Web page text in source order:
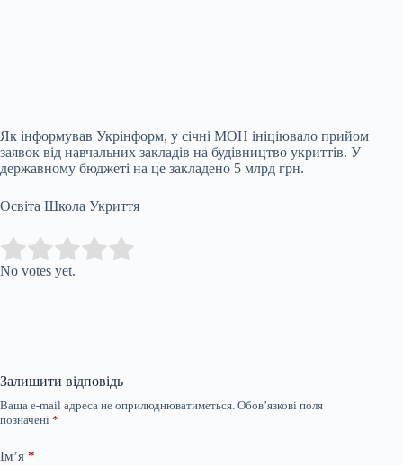
Як інформував Укрінформ, у січні МОН ініціювало прийом
заявок від навчальних закладів на будівництво укриттів. У
державному бюджеті на це закладено 5 млрд грн.
Освіта Школа Укриття
Rate this item:
No votes yet.
Залишити відповідь
Ваша e-mail адреса не оприлюднюватиметься. Обов’язкові поля
позначені *
Ім’я *